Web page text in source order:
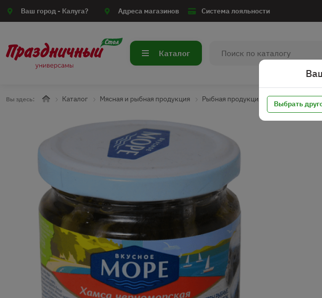
Ваш город - Калуга? Адреса магазинов Система лояльности
Каталог
Вы здесь: Каталог Мясная и рыбная продукция Рыбная продукция Рыбная
Выбрать